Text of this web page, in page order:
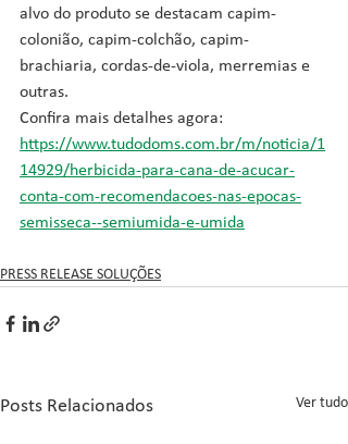
alvo do produto se destacam capim-
colonião, capim-colchão, capim-
brachiaria, cordas-de-viola, merremias e
outras.
Confira mais detalhes agora:
https://www.tudodoms.com.br/m/noticia/1
14929/herbicida-para-cana-de-acucar-
conta-com-recomendacoes-nas-epocas-
semisseca--semiumida-e-umida
PRESS RELEASE SOLUÇÕES
Posts Relacionados Ver tudo